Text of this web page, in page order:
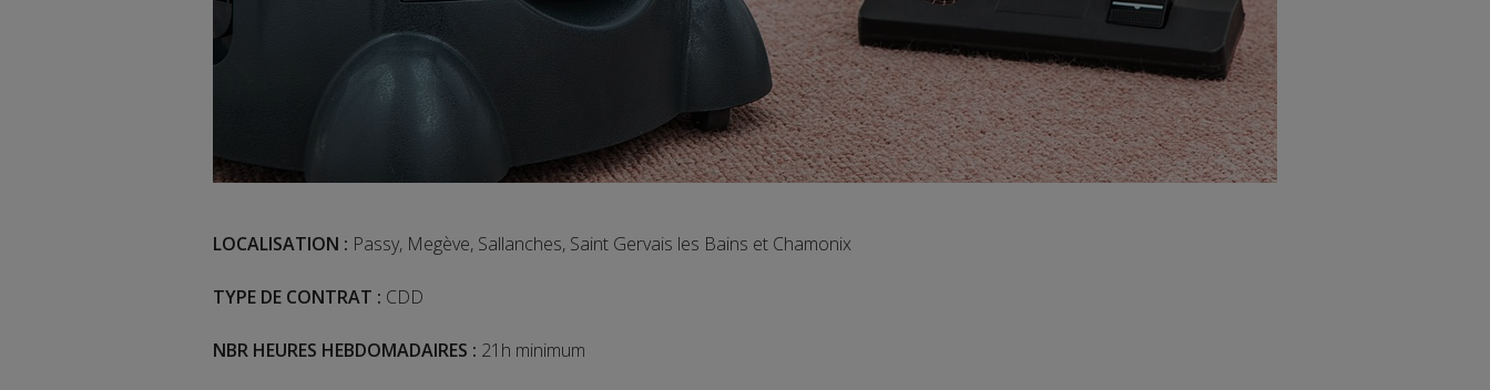
LOCALISATION : Passy, Megève, Sallanches, Saint Gervais les Bains et Chamonix
TYPE DE CONTRAT : CDD
NBR HEURES HEBDOMADAIRES : 21h minimum